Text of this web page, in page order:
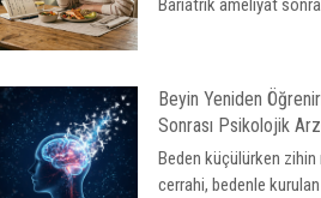
Bariatrik ameliyat
Beyin Yeniden
Sonrası Psikolojik
Beden küçülürken zihin
cerrahi, bedenle